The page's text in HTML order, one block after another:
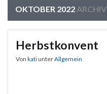
OKTOBER 2022 ARCHIV
Herbstkonvent
Von katiunterAllgemein